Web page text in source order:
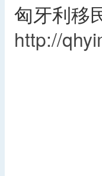
匈牙利移
http://